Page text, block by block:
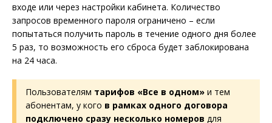
входе или через настройки кабинета. Количество
запросов временного пароля ограничено – если
попытаться получить пароль в течение одного дня более
5 раз, то возможность его сброса будет заблокирована
на 24 часа.
Пользователям тарифов «Все в одном» и тем
абонентам, у кого в рамках одного договора
подключено сразу несколько номеров для